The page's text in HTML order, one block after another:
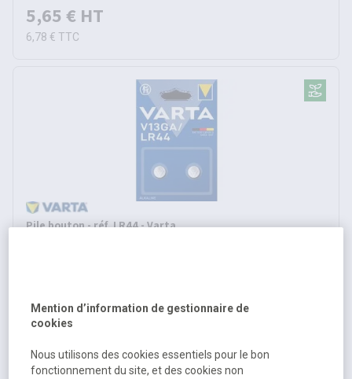
5,65 € HT
6,78 € TTC
Pile bouton - réf. LR44 - Varta
2,76 € HT
3,31 €TTC
Mention d’information de gestionnaire de
cookies
Nous utilisons des cookies essentiels pour le bon
fonctionnement du site, et des cookies non